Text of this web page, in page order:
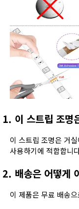
1. 이 스트립 조명
이 스트립 조명은 거
사용하기에 적합합니
2. 배송은 어떻게
이 제품은 무료 배송